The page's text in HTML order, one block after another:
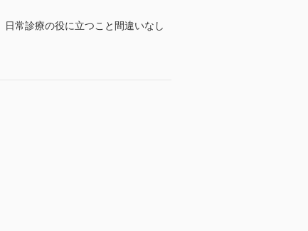
常診療の役に立つこと間違いなし